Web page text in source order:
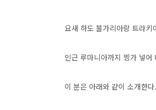
요새 하도 불가리아랑 트라키
인근 루마니아까지 찡가 넣
이 분은 아래와 같이 소개한다.